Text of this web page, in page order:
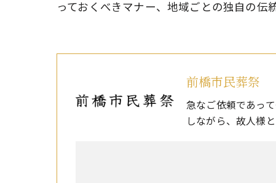
っておくべきマナー、地域ごとの独自の伝
前橋市民葬祭
急なご依頼であっ
しながら、故人様